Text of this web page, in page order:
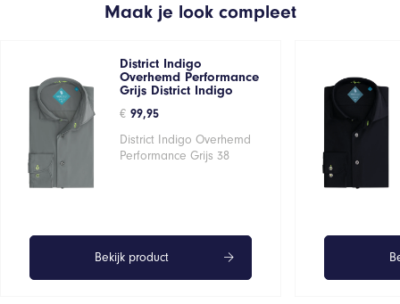
Maak je look compleet
District Indigo
Overhemd Performance
Grijs District Indigo
€ 99,95
District Indigo Overhemd
Performance Grijs 38
Bekijk product